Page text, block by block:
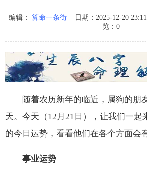
编辑： 算命一条街 日期：2025-12-20
览：0
随着农历新年的临近，属狗的朋
天。今天（12月21日），让我们一起
的今日运势，看看他们在各个方面会
事业运势